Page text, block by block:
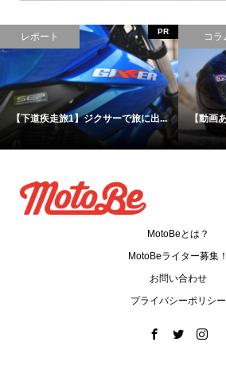
レポート
【下道疾走旅1】ジクサーで旅に出...
PR コラ
【動画
MotoBeとは？
MotoBeライター募集！
お問い合わせ
プライバシーポリシー